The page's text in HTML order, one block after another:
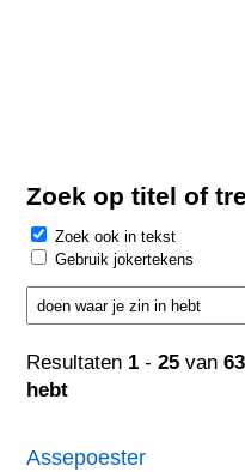
Zoek op titel of
Zoek ook in tekst
Gebruik jokertekens
Resultaten 1 -25 van
hebt
Assepoester